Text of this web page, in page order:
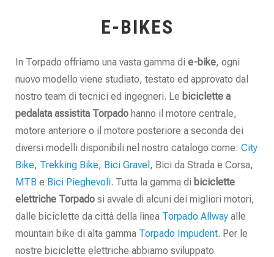
E-BIKES
In Torpado offriamo una vasta gamma di e-bike, ogni
nuovo modello viene studiato, testato ed approvato dal
nostro team di tecnici ed ingegneri. Le biciclette a
pedalata assistita Torpado hanno il motore centrale,
motore anteriore o il motore posteriore a seconda dei
diversi modelli disponibili nel nostro catalogo come: City
Bike, Trekking Bike, Bici Gravel , Bici da Strada e Corsa,
MTB e Bici Pieghevoli. Tutta la gamma di biciclette
elettriche Torpado si avvale di alcuni dei migliori motori,
dalle biciclette da città della linea Torpado Allway alle
mountain bike di alta gamma Torpado Impudent. Per le
nostre biciclette elettriche abbiamo sviluppato